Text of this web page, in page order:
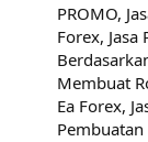
PROMO,
Forex, Jasa
Membuat
Ea Forex,
Pembuatan